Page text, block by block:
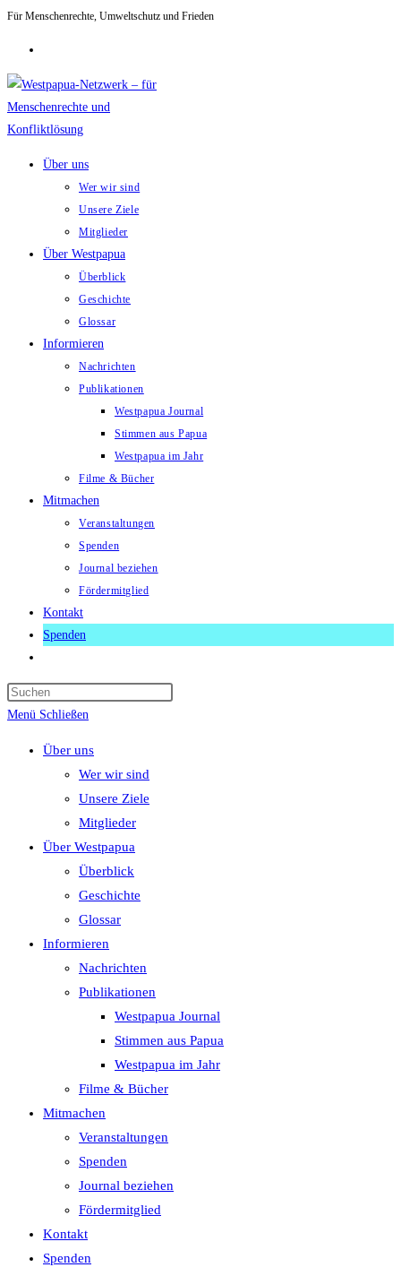
Zum
Für Menschenrechte, Umweltschutz und Frieden
Über uns
Wer wir sind
Unsere Ziele
Mitglieder
Über Westpapua
Überblick
Geschichte
Glossar
Informieren
Nachrichten
Publikationen
Westpapua Journal
Stimmen aus Papua
Westpapua im Jahr
Filme & Bücher
Mitmachen
Veranstaltungen
Spenden
Journal beziehen
Fördermitglied
Kontakt
Spenden
umschalten
Menü Schließen
Über uns
Wer wir sind
Unsere Ziele
Mitglieder
Über Westpapua
Überblick
Geschichte
Glossar
Informieren
Nachrichten
Publikationen
Westpapua Journal
Stimmen aus Papua
Westpapua im Jahr
Filme & Bücher
Mitmachen
Veranstaltungen
Spenden
Journal beziehen
Fördermitglied
Kontakt
Spenden